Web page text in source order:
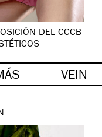
DEL CCCB
VEIN